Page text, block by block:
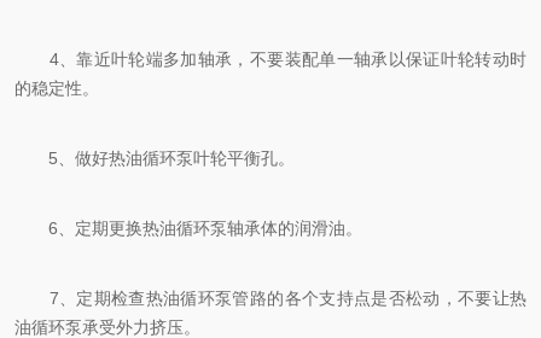
4、靠近叶轮端多加轴承，不要装配单一轴承以保证叶轮转动时
的稳定性。
5、做好热油循环泵叶轮平衡孔。
6、定期更换热油循环泵轴承体的润滑油。
7、定期检查热油循环泵管路的各个支持点是否松动，不要让热
油循环泵承受外力挤压。